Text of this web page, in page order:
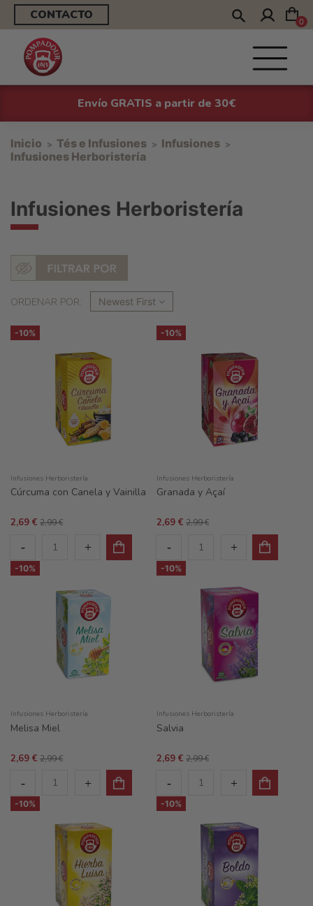
CONTACTO 0
Envío GRATIS a partir de 30€
Inicio Tés e Infusiones
Infusiones
Infusiones Herboristería
Infusiones Herboristería
ORDENAR POR: Newest First
-10%
Infusiones Herboristería
Cúrcuma con Canela y Vainilla
2,69 € 2,99 €
-10%
Infusiones Herboristería
Granada y Açaí
2,69 € 2,99 €
-10%
Infusiones Herboristería
Melisa Miel
2,69 € 2,99 €
-10%
Infusiones Herboristería
Salvia
2,69 € 2,99 €
-10% -10%